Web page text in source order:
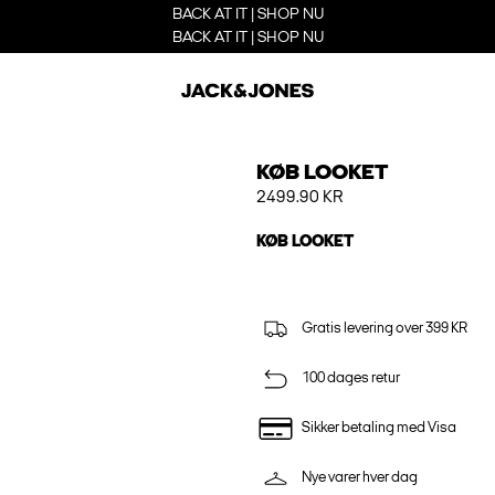
BACK AT IT | SHOP NU
BACK AT IT | SHOP NU
KØB LOOKET
2499.90 KR
KØB LOOKET
Gratis levering over 399 KR
100 dages retur
Sikker betaling med Visa
Nye varer hver dag